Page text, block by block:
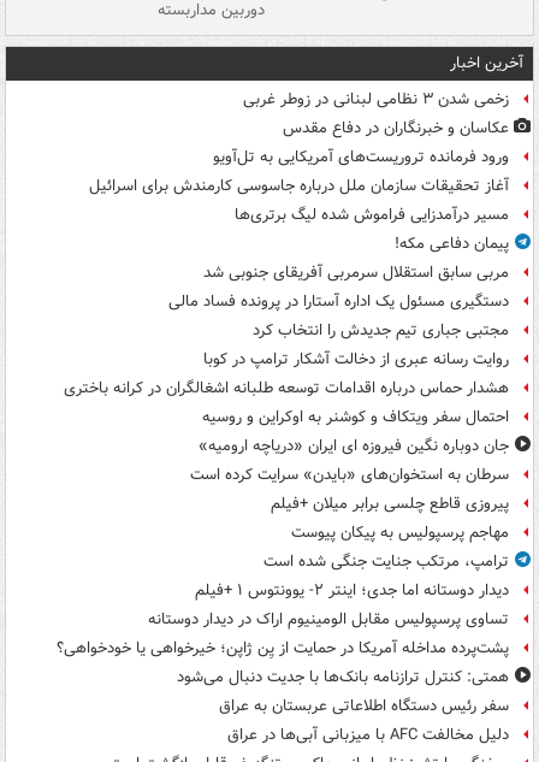
دوربین مداربسته
آخرین اخبار
زخمی شدن ۳ نظامی لبنانی در زوطر غربی
عکاسان و خبرنگاران در دفاع مقدس
ورود فرمانده تروریست‌های آمریکایی به تل‌آویو
آغاز تحقیقات سازمان ملل درباره جاسوسی کارمندش برای اسرائیل
مسیر درآمدزایی فراموش شده لیگ برتری‌ها
پیمان دفاعی مکه!
مربی سابق استقلال سرمربی آفریقای جنوبی شد
دستگیری مسئول یک اداره آستارا در پرونده فساد مالی
مجتبی جباری تیم جدیدش را انتخاب کرد
روایت رسانه عبری از دخالت آشکار ترامپ در کوبا
هشدار حماس درباره اقدامات توسعه طلبانه اشغالگران در کرانه باختری
احتمال سفر ویتکاف و کوشنر به اوکراین و روسیه
جان دوباره نگین فیروزه ای ایران «دریاچه ارومیه»
سرطان به استخوان‌های «بایدن» سرایت کرده است
پیروزی قاطع چلسی برابر میلان +فیلم
مهاجم پرسپولیس به پیکان پیوست
ترامپ، مرتکب جنایت جنگی شده است
دیدار دوستانه اما جدی؛ اینتر ۲- یوونتوس ۱ +فیلم
تساوی پرسپولیس مقابل الومینیوم اراک در دیدار دوستانه
پشت‌پرده مداخله آمریکا در حمایت از یِن ژاپن؛ خیرخواهی یا خودخواهی؟
همتی: کنترل ترازنامه بانک‌ها با جدیت دنبال می‌شود
سفر رئیس دستگاه اطلاعاتی عربستان به عراق
دلیل مخالفت AFC با میزبانی آبی‌ها در عراق